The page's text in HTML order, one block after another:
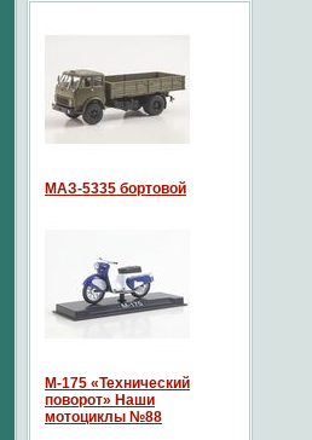
МАЗ-5335 бортовой
М-175 «Технический
поворот» Наши
мотоциклы №88